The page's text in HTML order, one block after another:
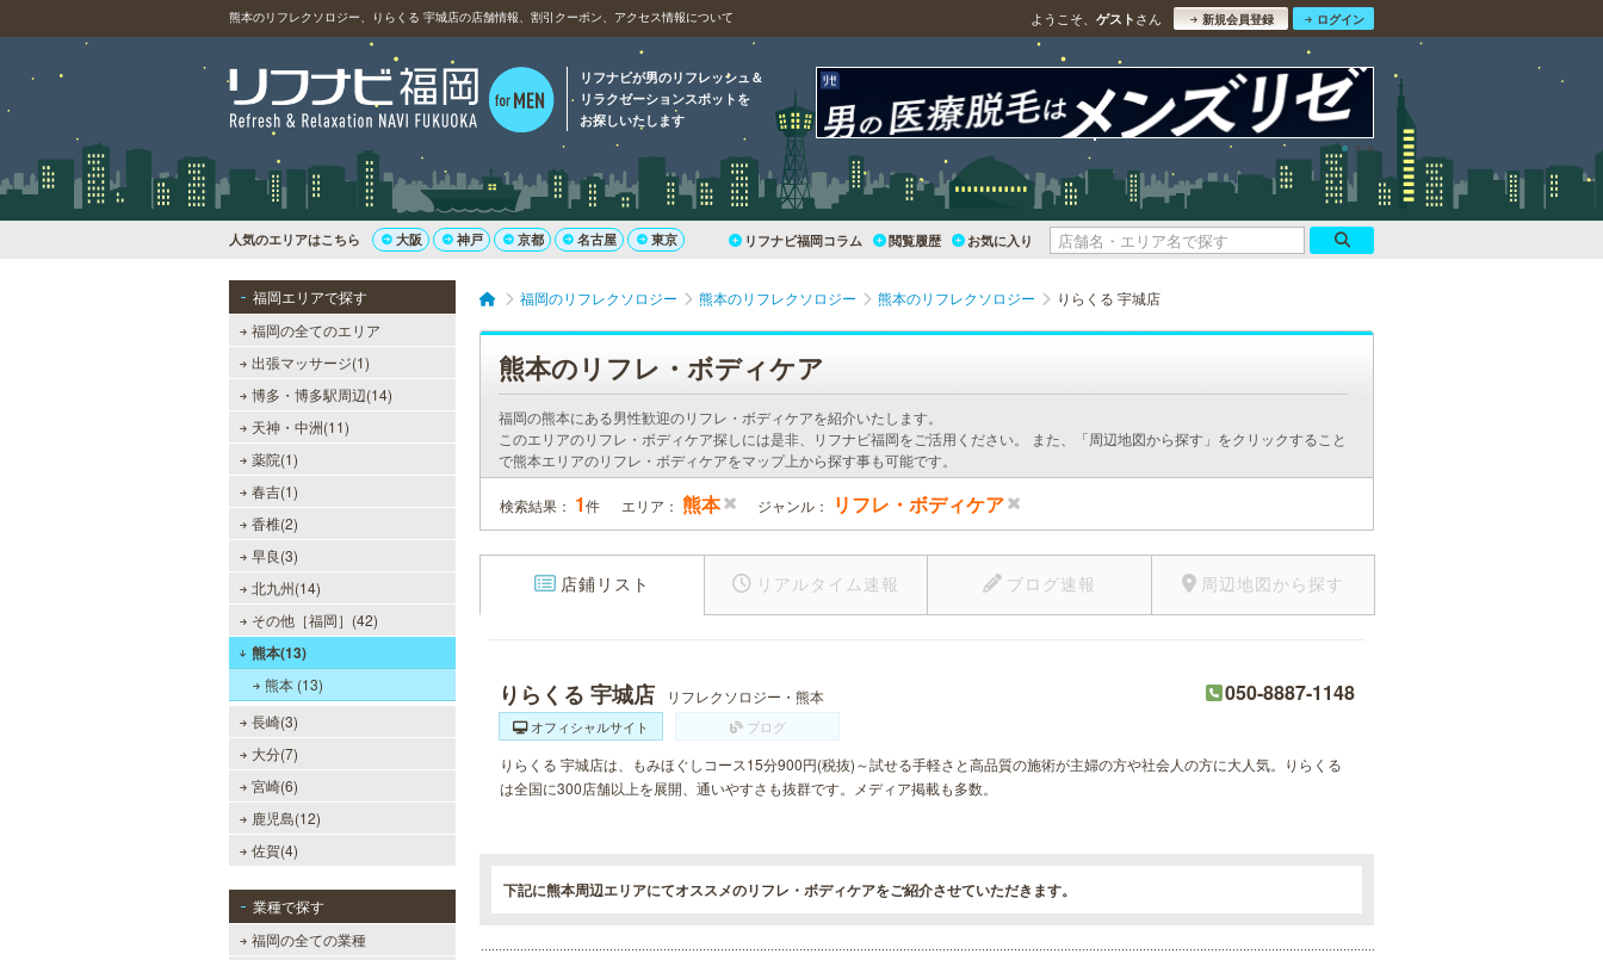
熊本のリフレクソロジー、りらくる 宇城店の店舗情報、割引クーポン、アクセス情報について ようこそ、 ゲスト さん 新規会員登録 ログイン
リフナビが男のリフレッシュ＆
リラクゼーションスポットを
お探しいたします
人気のエリアはこちら 大阪 神戸 京都 名古屋 東京 リフナビ福岡コラム 閲覧履歴 お気に入り
福岡エリアで探す
福岡の全てのエリア
出張マッサージ(1)
博多・博多駅周辺(14)
天神・中洲(11)
薬院(1)
春吉(1)
香椎(2)
早良(3)
北九州(14)
その他［福岡］(42)
熊本(13)
熊本 (13)
長崎(3)
大分(7)
宮崎(6)
鹿児島(12)
佐賀(4)
業種で探す
福岡の全ての業種
福岡のリフレクソロジー 熊本のリフレクソロジー 熊本のリフレクソロジー りらくる 宇城店
熊本のリフレ・ボディケア
福岡の熊本にある男性歓迎のリフレ・ボディケアを紹介いたします。
このエリアのリフレ・ボディケア探しには是非、リフナビ福岡をご活用ください。 また、「周辺地図から探す」をクリックすること
で熊本エリアのリフレ・ボディケアをマップ上から探す事も可能です。
検索結果： 1件 エリア： 熊本 ジャンル： リフレ・ボディケア
店鋪リスト リアルタイム速報 ブログ速報 周辺地図から探す
りらくる 宇城店 リフレクソロジー・熊本 050-8887-1148
オフィシャルサイト ブログ
りらくる 宇城店は、もみほぐしコース15分900円(税抜)～試せる手軽さと高品質の施術が主婦の方や社会人の方に大人気。りらくる
は全国に300店舗以上を展開、通いやすさも抜群です。メディア掲載も多数。
下記に熊本周辺エリアにてオススメのリフレ・ボディケアをご紹介させていただきます。